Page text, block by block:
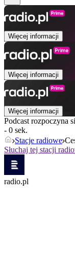
Więcej informacji
Więcej informacji
Więcej informacji
Podcast rozpoczyna
- 0 sek.
Stacje radiowe
Słuchaj tej stacji
radio.pl